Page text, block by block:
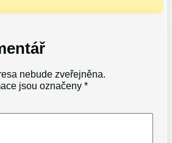
nebude zveřejněna.
jsou označeny*